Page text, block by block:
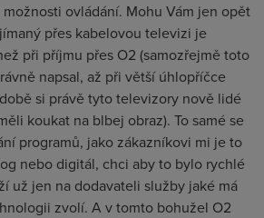
možnosti ovládání. Mohu Vám jen opět
přes kabelovou televizi je
při příjmu přes O2 (samozřejmě toto
napsal, až při větší úhlopříčce
si právě tyto televizory nově lidé
koukat na blbej obraz). To samé se
programů, jako zákazníkovi mi je to
nebo digitál, chci aby to bylo rychlé
už jen na dodavateli služby jaké má
zvolí. A v tomto bohužel O2